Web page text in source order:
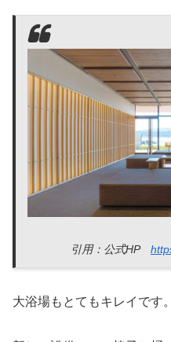
引用：公式HP
大浴場もとてもキレイです。